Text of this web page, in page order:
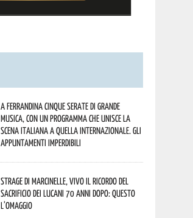
A Ferrandina cinque serate di grande
musica, con un programma che unisce la
scena italiana a quella internazionale. Gli
appuntamenti imperdibili
Strage di Marcinelle, vivo il ricordo del
sacrificio dei lucani 70 anni dopo: questo
l’omaggio